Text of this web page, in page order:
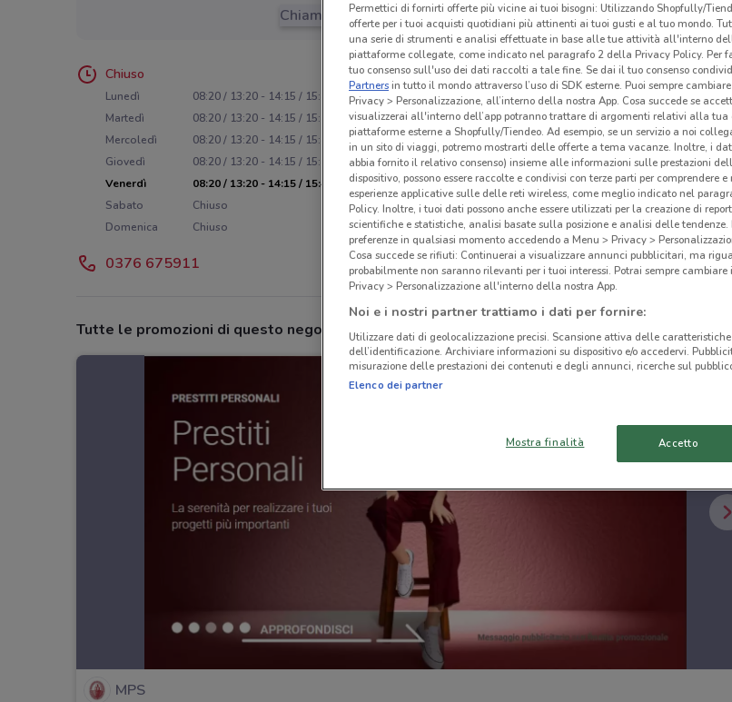
Chiama il negozio
Chiuso
Lunedì
08:20 / 13:20 - 14:15 / 15:45
Martedì
08:20 / 13:20 - 14:15 / 15:45
Mercoledì
08:20 / 13:20 - 14:15 / 15:45
Giovedì
08:20 / 13:20 - 14:15 / 15:45
Venerdì
08:20 / 13:20 - 14:15 / 15:45
Sabato
Chiuso
Domenica
Chiuso
0376 675911
Tutte le promozioni di questo negozio
MPS
Permettici di fornirti offerte più vicine ai tuoi bisogni: Utilizzando Shopfully/
offerte per i tuoi acquisti quotidiani più attinenti ai tuoi gusti e al tuo mondo.
una serie di strumenti e analisi effettuate in base alle tue attività all'interno
piattaforme collegate, come indicato nel paragrafo 2 della Privacy Policy. Per
tuo consenso sull'uso dei dati raccolti a tale fine. Se dai il tuo consenso
Partnersin tutto il mondo attraverso l’uso di SDK esterne. Puoi sempre
Privacy > Personalizzazione, all’interno della nostra App. Cosa succede se
visualizzerai all'interno dell’app potranno trattare di argomenti relativi alla tua
piattaforme esterne a Shopfully/Tiendeo. Ad esempio, se un servizio a noi
in un sito di viaggi, potremo mostrarti delle offerte a tema vacanze. Inoltre, i
abbia fornito il relativo consenso) insieme alle informazioni sulle prestazioni
dispositivo, possono essere raccolte e condivisi con terze parti per
esperienze applicative sulle delle reti wireless, come meglio indicato nel
Policy. Inoltre, i tuoi dati possono anche essere utilizzati per la creazione di
scientifiche e statistiche, analisi basate sulla posizione e analisi delle
preferenze in qualsiasi momento accedendo a Menu > Privacy >
Cosa succede se rifiuti: Continuerai a visualizzare annunci pubblicitari, ma
probabilmente non saranno rilevanti per i tuoi interessi. Potrai sempre cambiare
Privacy > Personalizzazione all'interno della nostra App.
Noi e i nostri partner trattiamo i dati per fornire:
Utilizzare dati di geolocalizzazione precisi. Scansione attiva delle
dell’identificazione. Archiviare informazioni su dispositivo e/o accedervi.
misurazione delle prestazioni dei contenuti e degli annunci, ricerche sul
Elenco dei partner
Mostra finalità Accetto